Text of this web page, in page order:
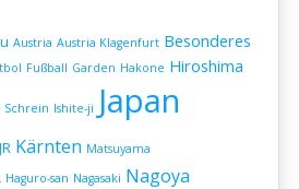
Austria Austria Klagenfurt Besonderes
Fußball Garden Hakone Hiroshima
Schrein Ishite-ji Japan
JR Kärnten Matsuyama
Haguro-san Nagasaki Nagoya